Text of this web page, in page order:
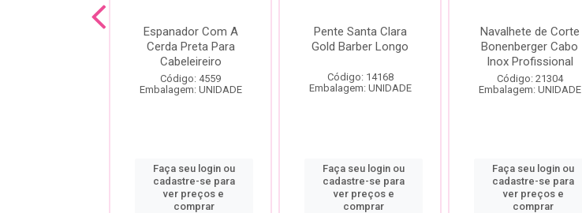
Espanador Com A
Cerda Preta Para
Cabeleireiro
Código: 4559
Embalagem: UNIDADE
Faça seu login ou
cadastre-se para
ver preços e
comprar
Pente Santa Clara
Gold Barber Longo
Código: 14168
Embalagem: UNIDADE
Faça seu login ou
cadastre-se para
ver preços e
comprar
Navalhete de Corte
Bonenberger Cabo
Inox Profissional
Código: 21304
Embalagem: UNIDADE
Faça seu login ou
cadastre-se para
ver preços e
comprar